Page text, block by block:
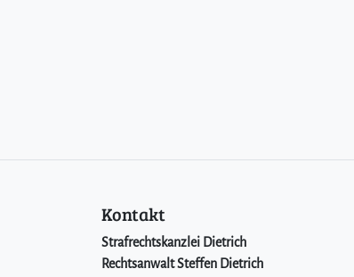
Kontakt
Strafrechtskanzlei Dietrich
Rechtsanwalt Steffen Dietrich